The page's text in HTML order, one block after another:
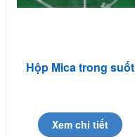
Hộp Mica trong suốt
Xem chi tiết